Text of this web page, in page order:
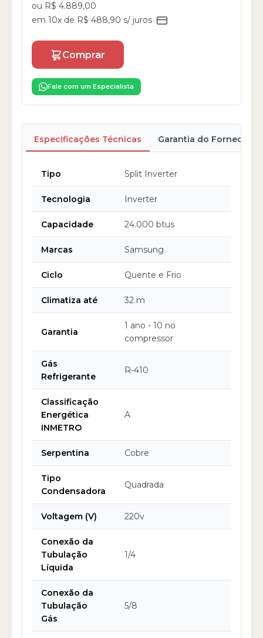
ou R$ 4.889,00
em 10x de R$ 488,90 s/ juros
Comprar
Fale com um Especialista
Especificações Técnicas Garantia do Fornecedor
Tipo Split Inverter
Tecnologia Inverter
Capacidade 24.000 btus
Marcas Samsung
Ciclo Quente e Frio
Climatiza até 32 m
Garantia
1 ano - 10 no
compressor
Gás
Refrigerante
R-410
Classificação
Energética
INMETRO
A
Serpentina Cobre
Tipo
Condensadora
Quadrada
Voltagem (V) 220v
Conexão da
Tubulação
Líquida
1/4
Conexão da
Tubulação
Gás
5/8